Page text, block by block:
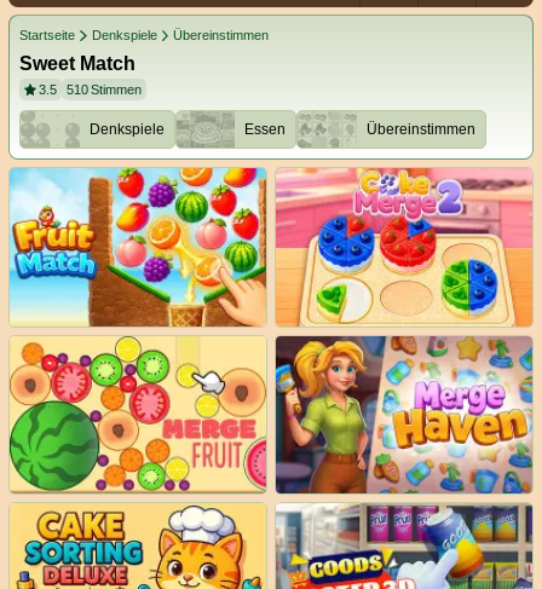
Startseite Denkspiele Übereinstimmen
Sweet Match
3.5 510Stimmen
Denkspiele Essen Übereinstimmen